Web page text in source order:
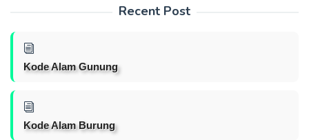
Recent Post
Kode Alam Gunung
Kode Alam Burung